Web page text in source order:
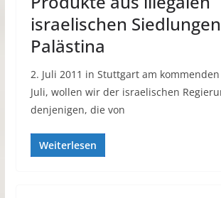
israelischen
Palästina
2. Juli 2011 in Stuttgart am kommenden
Juli, wollen wir der israelischen
denjenigen, die von
Weiterlesen